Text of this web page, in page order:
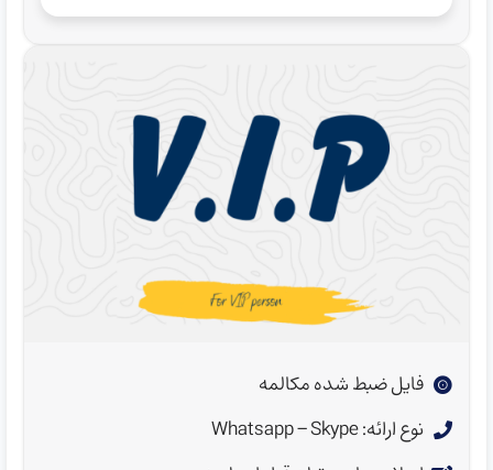
فایل ضبط شده مکالمه
نوع ارائه: Whatsapp - Skype